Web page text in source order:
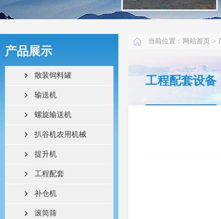
产品展示
散装饲料罐
输送机
螺旋输送机
扒谷机农用机械
提升机
工程配套
补仓机
滚筒筛
当前位置： 网站首页 >
工程配套设备